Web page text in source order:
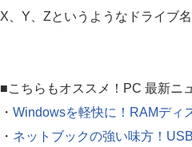
X、Y、Zというようなドライブ
■こちらもオススメ！PC 最新ニ
・ Windowsを軽快に！RAMディ
・ ネットブックの強い味方！